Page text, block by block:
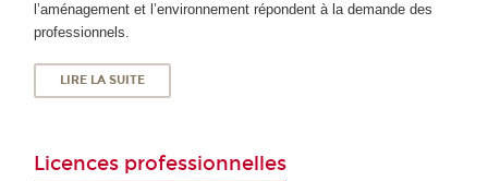
l’aménagement et l’environnement répondent à la demande des
professionnels.
LIRE LA SUITE
Licences professionnelles